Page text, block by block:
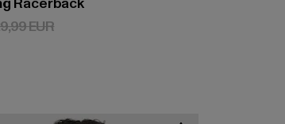
24,89 EUR
EURAktionspreis: 29,99 EUR